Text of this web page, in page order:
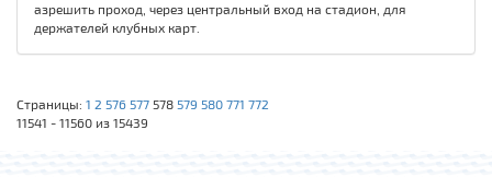
азрешить проход, через центральный вход на стадион, для
держателей клубных карт.
Страницы: 1 2 576 577 578 579 580 771 772
11541 - 11560 из 15439